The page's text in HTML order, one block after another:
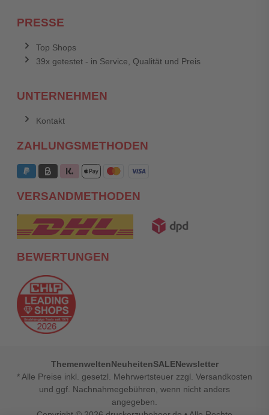
PRESSE
Top Shops
39x getestet - in Service, Qualität und Preis
UNTERNEHMEN
Kontakt
ZAHLUNGSMETHODEN
VERSANDMETHODEN
BEWERTUNGEN
ThemenweltenNeuheitenSALENewsletter
* Alle Preise inkl. gesetzl. Mehrwertsteuer zzgl. Versandkosten
und ggf. Nachnahmegebühren, wenn nicht anders
angegeben.